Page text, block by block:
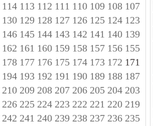
107
108
109
110
111
112
113
114
123
124
125
126
127
128
129
130
139
140
141
142
143
144
145
146
155
156
157
158
159
160
161
162
171
172
173
174
175
176
177
178
187
188
189
190
191
192
193
194
203
204
205
206
207
208
209
210
219
220
221
222
223
224
225
226
235
236
237
238
239
240
241
242